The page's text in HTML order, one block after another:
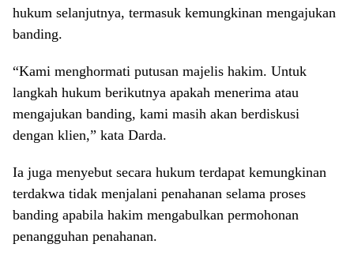
hukum selanjutnya, termasuk kemungkinan mengajukan
banding.
“Kami menghormati putusan majelis hakim. Untuk
langkah hukum berikutnya apakah menerima atau
mengajukan banding, kami masih akan berdiskusi
dengan klien,” kata Darda.
Ia juga menyebut secara hukum terdapat kemungkinan
terdakwa tidak menjalani penahanan selama proses
banding apabila hakim mengabulkan permohonan
penangguhan penahanan.